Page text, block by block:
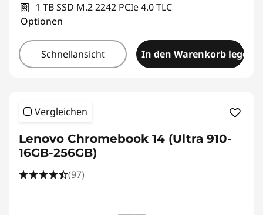
1 TB SSD M.2 2242 PCIe 4.0 TLC
Optionen
Schnellansicht In den Warenkorb legen
Vergleichen
Lenovo Chromebook 14 (Ultra 910-
16GB-256GB)
(97)